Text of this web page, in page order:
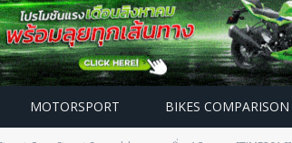
MOTORSPORT BIKES COMPARISON